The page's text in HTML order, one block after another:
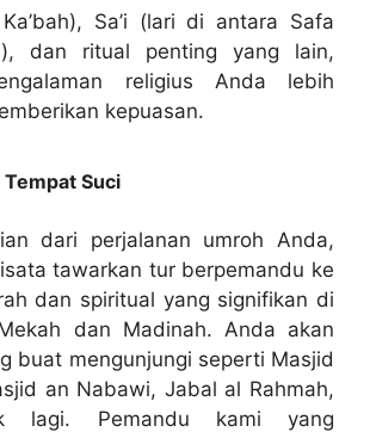
Sa’i (lari di antara Safa
dan ritual penting yang lain,
religius Anda lebih
kepuasan.
Suci
dari perjalanan umroh Anda,
tawarkan tur berpemandu ke
dan spiritual yang signifikan di
dan Madinah. Anda akan
buat mengunjungi seperti Masjid
an Nabawi, Jabal al Rahmah,
lagi. Pemandu kami yang